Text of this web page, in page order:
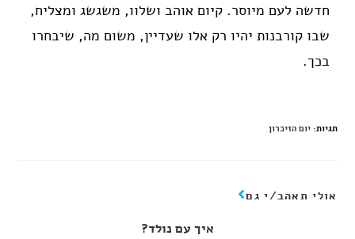
חדשה לעם מיוסר. קיום אוהב ושלוו, משגשג ומצליח,
שבו קורבנות יהיו רק אלו שעדיין, משום מה, שיבחרו
בכך.
תגיות:יום הזיכרון
אולי תאהב/י גם
איך עם נולד?